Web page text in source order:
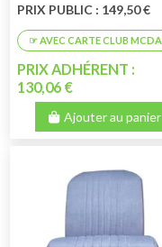
PRIX PUBLIC : 149,50 €
PRIX ADHÉRENT :
130,06 €
Ajouter au panier